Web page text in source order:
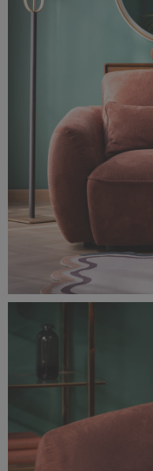
0F0A1619-rozmiar-
14,1 MB